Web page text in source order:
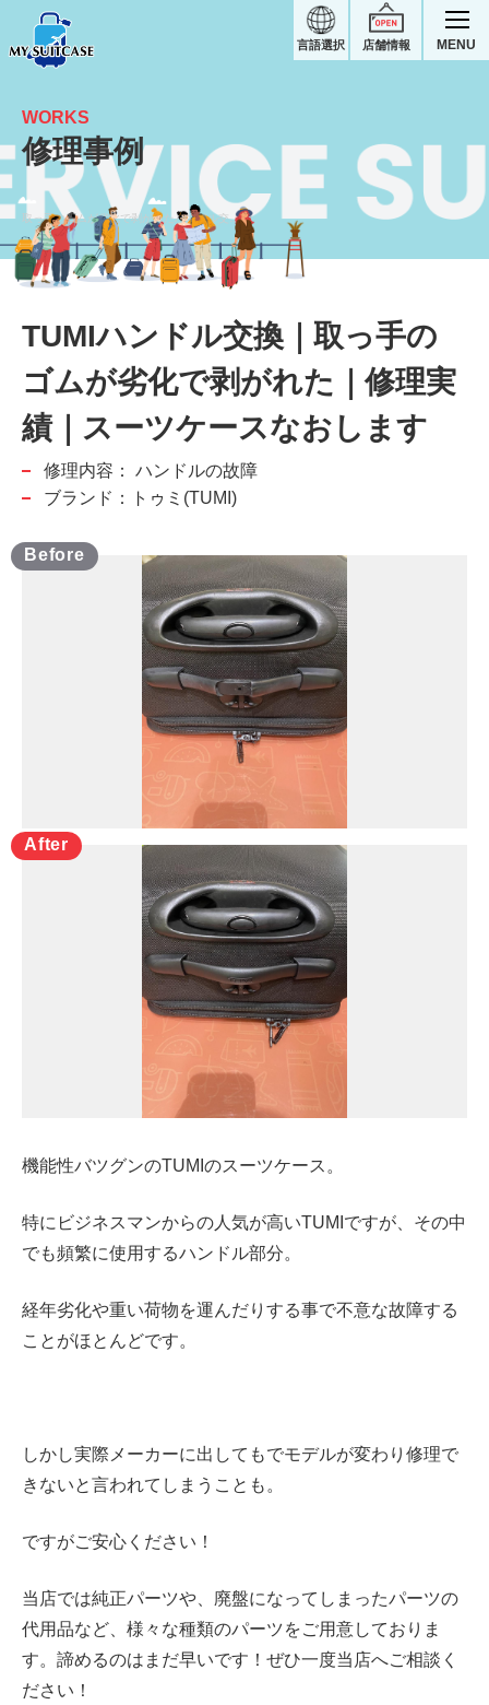
店舗情報
言語選択 MENU
取っ手のゴムが劣化で剥がれたハンドル交換｜TUMIスーツケース修理実績
WORKS
修理事例
TUMIハンドル交換｜取っ手の
ゴムが劣化で剥がれた｜修理実
績｜スーツケースなおします
修理内容：
ハンドルの故障
ブランド：トゥミ(TUMI)
機能性バツグンのTUMIのスーツケース。
特にビジネスマンからの人気が高いTUMIですが、その中
でも頻繁に使用するハンドル部分。
経年劣化や重い荷物を運んだりする事で不意な故障する
ことがほとんどです。
しかし実際メーカーに出してもでモデルが変わり修理で
きないと言われてしまうことも。
ですがご安心ください！
当店では純正パーツや、廃盤になってしまったパーツの
代用品など、様々な種類のパーツをご用意しておりま
す。諦めるのはまだ早いです！ぜひ一度当店へご相談く
ださい！